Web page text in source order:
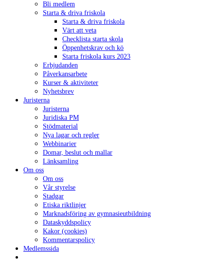
Bli medlem
Starta & driva friskola
Starta & driva friskola
Värt att veta
Checklista starta skola
Öppenhetskrav och kö
Starta friskola kurs 2023
Erbjudanden
Påverkansarbete
Kurser & aktiviteter
Nyhetsbrev
Juristerna
Juristerna
Juridiska PM
Stödmaterial
Nya lagar och regler
Webbinarier
Domar, beslut och mallar
Länksamling
Om oss
Om oss
Vår styrelse
Stadgar
Etiska riktlinjer
Marknadsföring av gymnasieutbildning
Dataskyddspolicy
Kakor (cookies)
Kommentarspolicy
Medlemssida